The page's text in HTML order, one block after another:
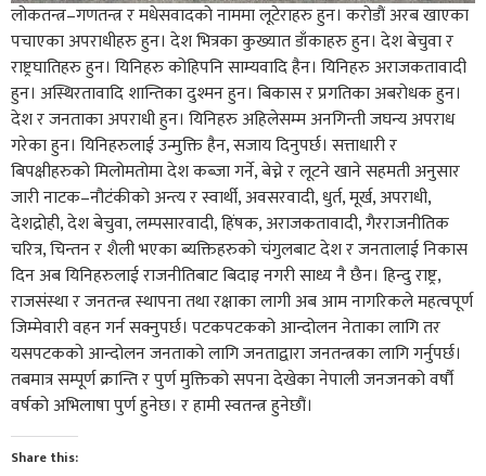
लोकतन्त्र–गणतन्त्र र मधेसवादको नाममा लूटेराहरु हुन। करोडौं अरब खाएका
पचाएका अपराधीहरु हुन। देश भित्रका कुख्यात डाँकाहरु हुन। देश बेचुवा र
राष्ट्रघातिहरु हुन। यिनिहरु कोहिपनि साम्यवादि हैन। यिनिहरु अराजकतावादी
हुन। अस्थिरतावादि शान्तिका दुश्मन हुन। बिकास र प्रगतिका अबरोधक हुन।
देश र जनताका अपराधी हुन। यिनिहरु अहिलेसम्म अनगिन्ती जघन्य अपराध
गरेका हुन। यिनिहरुलाई उन्मुक्ति हैन, सजाय दिनुपर्छ। सत्ताधारी र
बिपक्षीहरुको मिलोमतोमा देश कब्जा गर्ने, बेच्ने र लूटने खाने सहमती अनुसार
जारी नाटक–नौटंकीको अन्त्य र स्वार्थी, अवसरवादी, धुर्त, मूर्ख, अपराधी,
देशद्रोही, देश बेचुवा, लम्पसारवादी, हिंषक, अराजकतावादी, गैरराजनीतिक
चरित्र, चिन्तन र शैली भएका ब्यक्तिहरुको चंगुलबाट देश र जनतालाई निकास
दिन अब यिनिहरुलाई राजनीतिबाट बिदाइ नगरी साध्य नै छैन। हिन्दु राष्ट्र,
राजसंस्था र जनतन्त्र स्थापना तथा रक्षाका लागी अब आम नागरिकले महत्वपूर्ण
जिम्मेवारी वहन गर्न सक्नुपर्छ। पटकपटकको आन्दोलन नेताका लागि तर
यसपटकको आन्दोलन जनताको लागि जनताद्वारा जनतन्त्रका लागि गर्नुपर्छ।
तबमात्र सम्पूर्ण क्रान्ति र पुर्ण मुक्तिको सपना देखेका नेपाली जनजनको वर्षौ
वर्षको अभिलाषा पुर्ण हुनेछ। र हामी स्वतन्त्र हुनेछौं।
Share this: